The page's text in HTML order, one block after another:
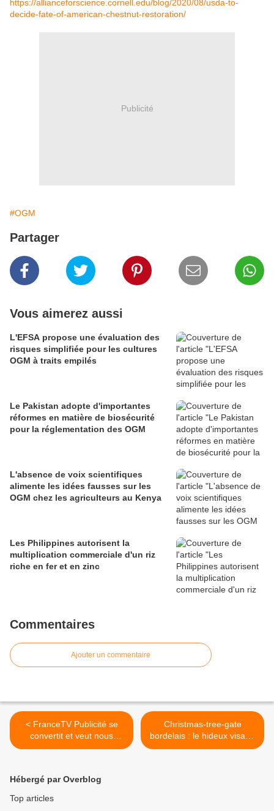
https://allianceforscience.cornell.edu/blog/2020/08/usda-to-
decide-fate-of-american-chestnut-restoration/
Publicité
#OGM
Partager
Vous aimerez aussi
L'EFSA propose une évaluation des
risques simplifiée pour les cultures
OGM à traits empilés
Le Pakistan adopte d'importantes
réformes en matière de biosécurité
pour la réglementation des OGM
L'absence de voix scientifiques
alimente les idées fausses sur les
OGM chez les agriculteurs au Kenya
Les Philippines autorisent la
multiplication commerciale d'un riz
riche en fer et en zinc
Commentaires
Ajouter un commentaire
< FranceTV Publicité se
convertit et veut nous
convertir au « bio »
Christmas-tree-gate
bordelais : le hideux visage
de l'intolérance et du
Hébergé par Overblog
Top articles